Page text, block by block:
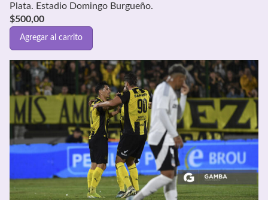
Plata. Estadio Domingo Burgueño.
$500,00
Agregar al carrito